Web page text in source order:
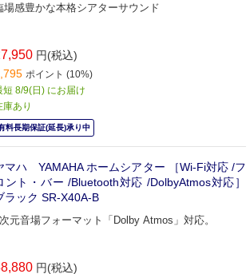
場感豊かな本格シアターサウンド
円(税込)
ポイント (10%)
短 8/9(日) にお届け
庫あり
料長期保証(延長)承り中
マハ YAMAHA ホームシアター ［Wi-Fi対応 /フ
ント・バー /Bluetooth対応 /DolbyAtmos対応］
ラック SR-X40A-B
元音場フォーマット「Dolby Atmos」対応。
円(税込)